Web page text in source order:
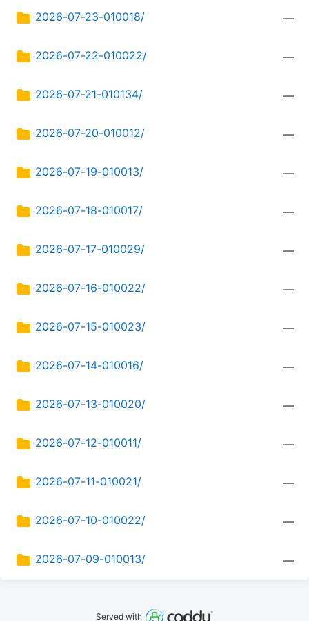
2026-07-23-010018/ —
2026-07-22-010022/ —
2026-07-21-010134/ —
2026-07-20-010012/ —
2026-07-19-010013/ —
2026-07-18-010017/ —
2026-07-17-010029/ —
2026-07-16-010022/ —
2026-07-15-010023/ —
2026-07-14-010016/ —
2026-07-13-010020/ —
2026-07-12-010011/ —
2026-07-11-010021/ —
2026-07-10-010022/ —
2026-07-09-010013/ —
Served with